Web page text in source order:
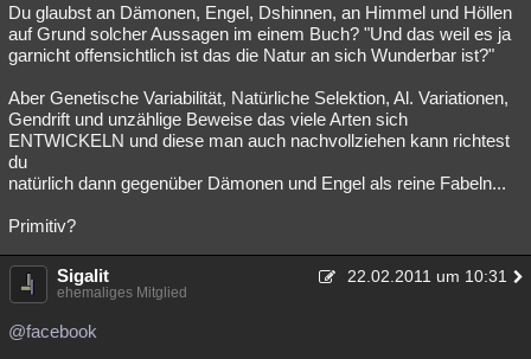
Du glaubst an Dämonen, Engel, Dshinnen, an Himmel und Höllen
auf Grund solcher Aussagen im einem Buch? "Und das weil es ja
garnicht offensichtlich ist das die Natur an sich Wunderbar ist?"
Aber Genetische Variabilität, Natürliche Selektion, Al. Variationen,
Gendrift und unzählige Beweise das viele Arten sich
ENTWICKELN und diese man auch nachvollziehen kann richtest
du
natürlich dann gegenüber Dämonen und Engel als reine Fabeln...
Primitiv?
Sigalit 22.02.2011 um 10:31
ehemaliges Mitglied
@facebook